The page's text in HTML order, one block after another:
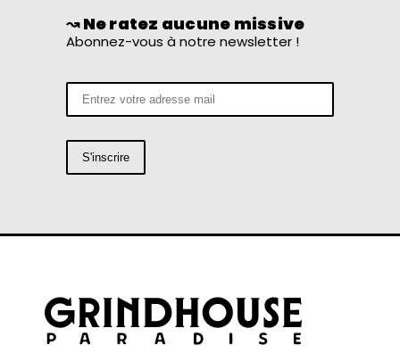
↝ Ne ratez aucune missive
Abonnez-vous à notre newsletter !